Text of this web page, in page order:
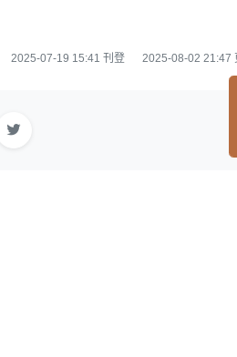
2025-07-19 15:41 刊登 2025-08-02 21:47